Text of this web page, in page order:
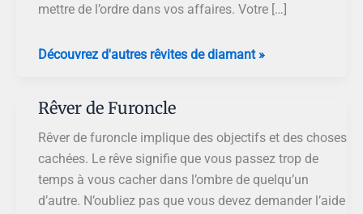
mettre de l’ordre dans vos affaires. Votre […]
Rêver
Découvrez d'autres rêvites de diamant »
Rêver de Furoncle
Rêver de furoncle implique des objectifs et des choses
cachées. Le rêve signifie que vous passez trop de
temps à vous cacher dans l’ombre de quelqu’un
d’autre. N’oubliez pas que vous devez demander l’aide